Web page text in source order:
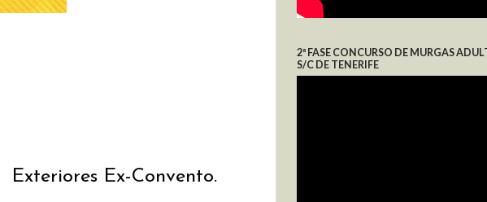
Exteriores Ex-Convento.
2ª FASE CONCURSO DE MURGAS
S/C DE TENERIFE